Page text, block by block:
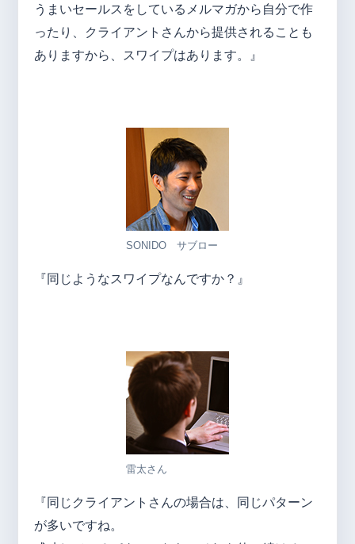
うまいセールスをしているメルマガから自分で作
ったり、クライアントさんから提供されることも
ありますから、スワイプはあります。』
SONIDO サブロー
『同じようなスワイプなんですか？』
雷太さん
『同じクライアントさんの場合は、同じパターン
が多いですね。